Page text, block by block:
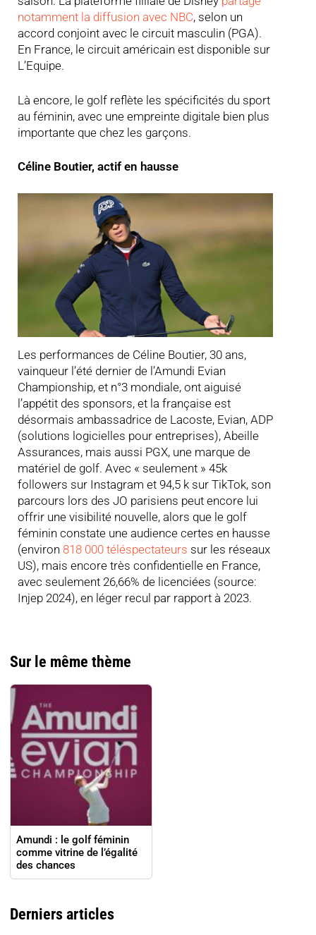
notamment la diffusion avec NBC, selon un
accord conjoint avec le circuit masculin (PGA).
En France, le circuit américain est disponible sur
L’Equipe.
Là encore, le golf reflète les spécificités du sport
au féminin, avec une empreinte digitale bien plus
importante que chez les garçons.
Céline Boutier, actif en hausse
Les performances de Céline Boutier, 30 ans,
vainqueur l’été dernier de l’Amundi Evian
Championship, et n°3 mondiale, ont aiguisé
l’appétit des sponsors, et la française est
désormais ambassadrice de Lacoste, Evian, ADP
(solutions logicielles pour entreprises), Abeille
Assurances, mais aussi PGX, une marque de
matériel de golf. Avec « seulement » 45k
followers sur Instagram et 94,5 k sur TikTok, son
parcours lors des JO parisiens peut encore lui
offrir une visibilité nouvelle, alors que le golf
féminin constate une audience certes en hausse
(environ 818 000 téléspectateurs sur les réseaux
US), mais encore très confidentielle en France,
avec seulement 26,66% de licenciées (source:
Injep 2024), en léger recul par rapport à 2023.
Sur le même thème
Amundi : le golf féminin
comme vitrine de l’égalité
des chances
Derniers articles